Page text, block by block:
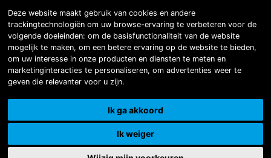
Projecten
Klachten
| Powered byBO Creator DXP®
3D tour
Deze website maakt gebruik van cookies en andere
trackingtechnologiën om uw browse-ervaring te verbeteren voor de
volgende doeleinden: om de basisfunctionaliteit van de website
mogelijk te maken, om een betere ervaring op de website te bieden,
om uw interesse in onze producten en diensten te meten en
marketinginteracties te personaliseren, om advertenties weer te
geven die relevanter voor u zijn.
Ik ga akkoord
Ik weiger